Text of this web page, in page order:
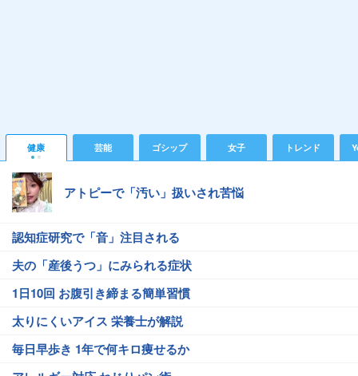
健康 芸能 ゴシップ 女子 トレンド
アトピーで「汚い」扱いされ苦悩
認知症研究で「音」注目される
夫の「産後うつ」にみられる症状
1日10回 お腹引き締まる簡単習慣
太りにくいアイス 栄養士が解説
毎日早歩き 1年で何キロ痩せるか